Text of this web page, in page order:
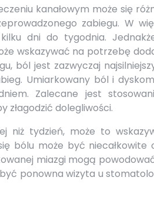
kanałowym może się
zabiegu. W
dni do tygodnia.
wskazywać na potrzebę
ból jest zazwyczaj
Umiarkowany ból i
Zalecane jest
złagodzić dolegliwości.
niż tydzień, może to
bólu może być niecałkowite
miazgi mogą
ponowna wizyta u